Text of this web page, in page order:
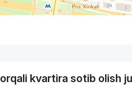
kvartira sotib olish